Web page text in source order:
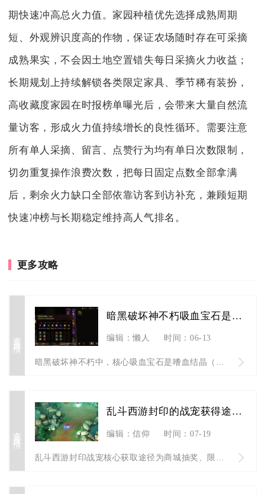
期快速冲高总火力值。家园种植优先选择成熟周期
短、外观辨识度高的作物，保证农场随时存在可采摘
成熟果实，不会因土地空置错失每日采摘火力收益；
长期规划上持续解锁各类限定家具、季节稀有装扮，
高收藏度家园在时报榜单曝光后，会带来大量自然流
量访客，形成火力值持续增长的良性循环。需要注意
所有单人采摘、留言、点赞行为均有单日次数限制，
切勿重复操作浪费次数，把每日固定点数全部拿满
后，剩余火力缺口全部依靠访客到访补充，兼顾短期
快速冲榜与长期稳定维持高人气排名。
更多攻略
查看详情
暗黑破坏神不朽吸血宝石是哪个
编辑：懒人 时间：06-13
查看详情
乱斗西游封印的战宠获得途径有哪些
编辑：信仰 时间：07-19